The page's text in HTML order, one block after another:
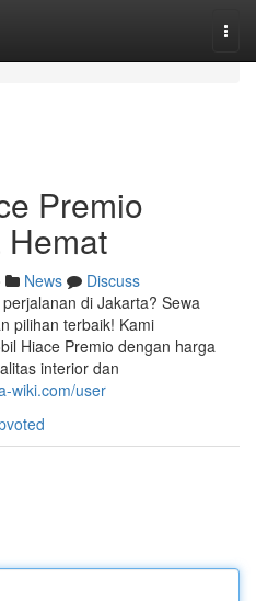
Premio
News
Discuss
di Jakarta? Sewa
pilihan terbaik! Kami
Hiace Premio dengan harga
interior dan
wiki.com/user